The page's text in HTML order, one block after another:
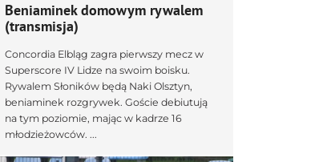
Beniaminek domowym rywalem
(transmisja)
Concordia Elbląg zagra pierwszy mecz w
Superscore IV Lidze na swoim boisku.
Rywalem Słoników będą Naki Olsztyn,
beniaminek rozgrywek. Goście debiutują
na tym poziomie, mając w kadrze 16
młodzieżowców. ...